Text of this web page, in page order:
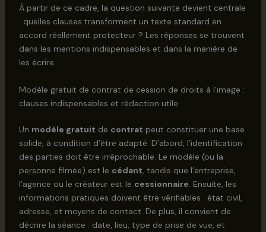
À partir de ce cadre, la question suivante devient centrale
: quelles clauses transforment un texte standard en
accord réellement protecteur ? Les réponses se trouvent
dans les mentions indispensables et dans la manière de
les écrire.
Modèle gratuit de contrat de cession de droits à l’image :
clauses indispensables et rédaction utile
Un modèle gratuit de contrat peut constituer une base
solide, à condition d’être adapté. D’abord, l’identification
des parties doit être irréprochable. Le modèle (ou la
personne filmée) est le cédant, tandis que l’entreprise,
l’agence ou le créateur est le cessionnaire. Ensuite, les
informations pratiques doivent être vérifiables : état civil,
adresse, et moyens de contact. De plus, il convient de
décrire la séance : date, lieu, type de prise de vue, et